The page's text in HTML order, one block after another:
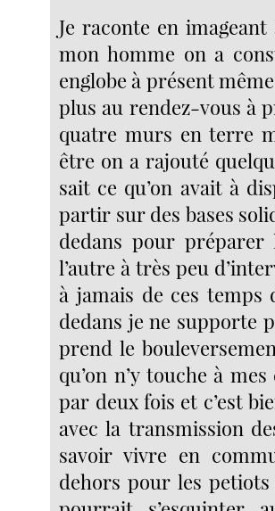
Je raconte en
mon homme on a
englobe à présent
plus au rendez-vous à
quatre murs en terre
être on a rajouté
sait ce qu’on avait à
partir sur des bases
dedans pour préparer
l’autre à très peu
à jamais de ces
dedans je ne supporte
prend le
qu’on n’y touche à
par deux fois et c’est
avec la transmission
savoir vivre en
dehors pour les